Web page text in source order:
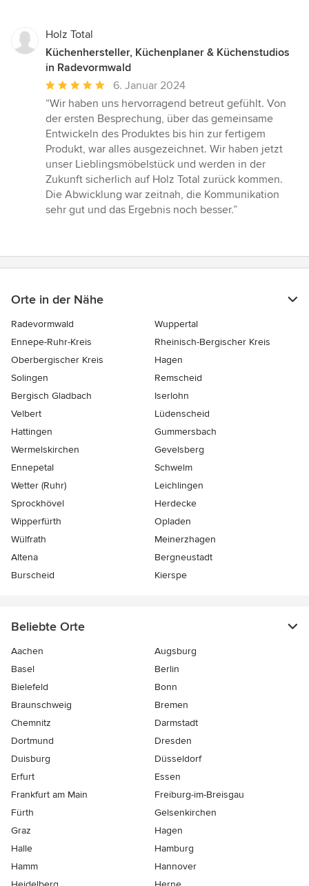
Holz Total
Küchenhersteller, Küchenplaner & Küchenstudios
in Radevormwald
Durchschnittliche
Bewertung:
5
von
5
Sternen
6. Januar 2024
“Wir haben uns hervorragend betreut gefühlt. Von
der ersten Besprechung, über das gemeinsame
Entwickeln des Produktes bis hin zur fertigem
Produkt, war alles ausgezeichnet. Wir haben jetzt
unser Lieblingsmöbelstück und werden in der
Zukunft sicherlich auf Holz Total zurück kommen.
Die Abwicklung war zeitnah, die Kommunikation
sehr gut und das Ergebnis noch besser.”
Orte in der Nähe
Radevormwald
Wuppertal
Ennepe-Ruhr-Kreis
Rheinisch-Bergischer Kreis
Oberbergischer Kreis
Hagen
Solingen
Remscheid
Bergisch Gladbach
Iserlohn
Velbert
Lüdenscheid
Hattingen
Gummersbach
Wermelskirchen
Gevelsberg
Ennepetal
Schwelm
Wetter (Ruhr)
Leichlingen
Sprockhövel
Herdecke
Wipperfürth
Opladen
Wülfrath
Meinerzhagen
Altena
Bergneustadt
Burscheid
Kierspe
Beliebte Orte
Aachen
Augsburg
Basel
Berlin
Bielefeld
Bonn
Braunschweig
Bremen
Chemnitz
Darmstadt
Dortmund
Dresden
Duisburg
Düsseldorf
Erfurt
Essen
Frankfurt am Main
Freiburg-im-Breisgau
Fürth
Gelsenkirchen
Graz
Hagen
Halle
Hamburg
Hamm
Hannover